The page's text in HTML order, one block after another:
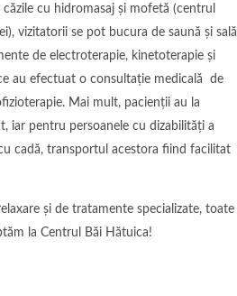
cu hidromasaj și mofetă (centrul
vizitatorii se pot bucura de saună și sală
de electroterapie, kinetoterapie și
au efectuat o consultație medicală de
Mai mult, pacienții au la
iar pentru persoanele cu dizabilități a
cadă, transportul acestora fiind facilitat
și de tratamente specializate, toate
la Centrul Băi Hătuica!